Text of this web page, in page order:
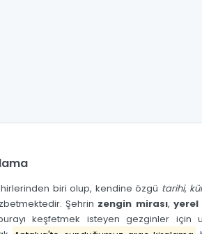
biri olup, kendine özgü tarihi,
Şehrin zengin mirası, yerel
keşfetmek isteyen gezginler için